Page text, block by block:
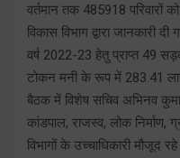
वर्तमान तक 485918 परिवारों
विकास विभाग द्वारा जानकारी
वर्ष 2022-23 हेतु प्राप्त 49
टोकन मनी के रूप में 283.41
बैठक में विशेष सचिव अभिनव
कांडपाल, राजस्व, लोक निर्माण,
विभागों के उच्चाधिकारी मौजूद